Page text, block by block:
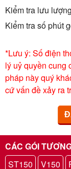
Kiểm tra lưu
Kiểm tra số phút
*Lưu ý: Số điện
lý uỷ quyền cung
pháp này quý
cứ vấn đề xảy ra
CÁC GÓI
ST150
V150